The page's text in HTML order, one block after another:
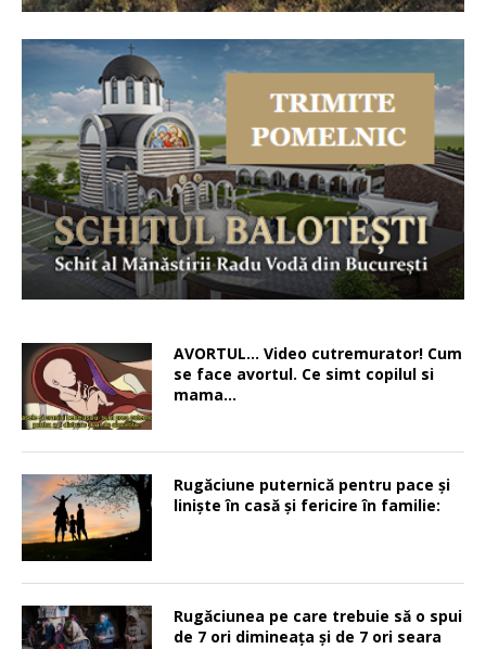
AVORTUL… Video cutremurator! Cum
se face avortul. Ce simt copilul si
mama…
Rugăciune puternică pentru pace şi
linişte în casă şi fericire în familie:
Rugăciunea pe care trebuie să o spui
de 7 ori dimineața și de 7 ori seara